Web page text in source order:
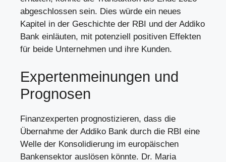
abgeschlossen sein. Dies würde ein neues
Kapitel in der Geschichte der RBI und der Addiko
Bank einläuten, mit potenziell positiven Effekten
für beide Unternehmen und ihre Kunden.
Expertenmeinungen und
Prognosen
Finanzexperten prognostizieren, dass die
Übernahme der Addiko Bank durch die RBI eine
Welle der Konsolidierung im europäischen
Bankensektor auslösen könnte. Dr. Maria